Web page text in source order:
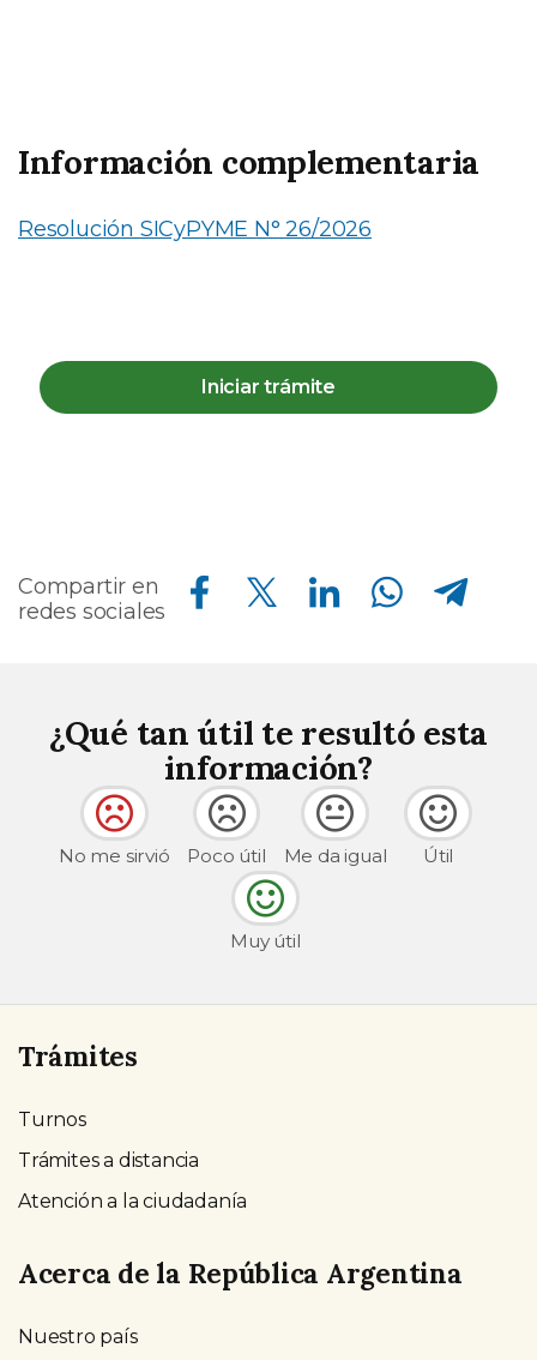
Información complementaria
Resolución SICyPYME N° 26/2026
Iniciar trámite
Compartir en
redes sociales
Compartir en Facebook Compartir en Twitter Compartir en Linkedin Compartir en Whatsapp Compartir en Telegram
¿Qué tan útil te resultó esta
información?
No me sirvió Poco útil Me da igual Útil
Muy útil
Trámites
Turnos
Trámites a distancia
Atención a la ciudadanía
Acerca de la República Argentina
Nuestro país